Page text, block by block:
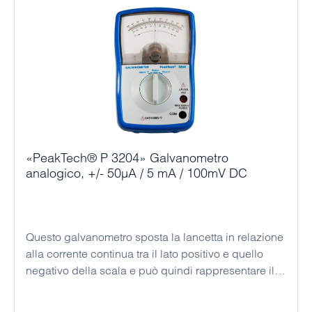
«PeakTech® P 3204» Galvanometro
analogico, +/- 50µA / 5 mA / 100mV DC
Questo galvanometro sposta la lancetta in relazione
alla corrente continua tra il lato positivo e quello
negativo della scala e può quindi rappresentare il